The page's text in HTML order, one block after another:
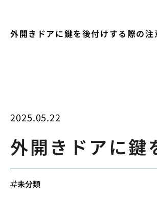
外開きドアに鍵を後付けする際の注
2025.05.22
外開きドアに鍵
未分類